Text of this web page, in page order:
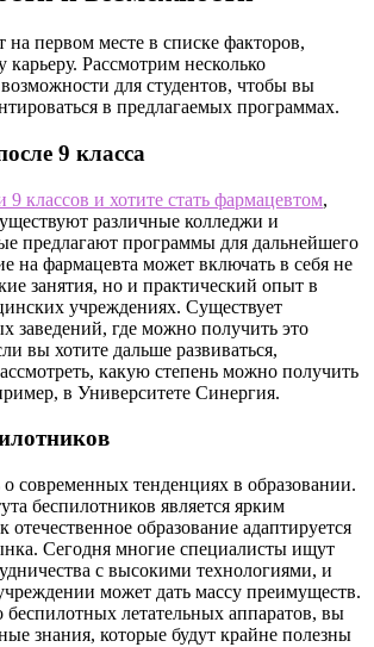
на первом месте в списке факторов,
Рассмотрим несколько
для студентов, чтобы вы
в предлагаемых программах.
9 класса
9 классов и хотите стать фармацевтом,
различные колледжи и
предлагают программы для дальнейшего
на фармацевта может включать в себя не
занятия, но и практический опыт в
учреждениях. Существует
заведений, где можно получить это
вы хотите дальше развиваться,
какую степень можно получить
в Университете Синергия.
о современных тенденциях в образовании.
беспилотников является ярким
отечественное образование адаптируется
Сегодня многие специалисты ищут
с высокими технологиями, и
может дать массу преимуществ.
беспилотных летательных аппаратов, вы
знания, которые будут крайне полезны